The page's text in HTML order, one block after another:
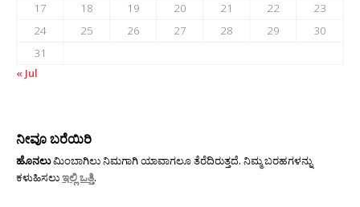
17
18 19 20 21 22
23
24
25 26 27 28 29
30
31
« Jul
ನೀವೂ ಬರೆಯಿರಿ
ಹೊನಲುಮಿಂಬಾಗಿಲು ನಿಮಗಾಗಿ ಯಾವಾಗಲೂ ತೆರೆದಿರುತ್ತದೆ. ನಿಮ್ಮ ಬರಹಗಳನ್ನು
ಕಳುಹಿಸಲುಇಲ್ಲಿ ಒತ್ತಿ.